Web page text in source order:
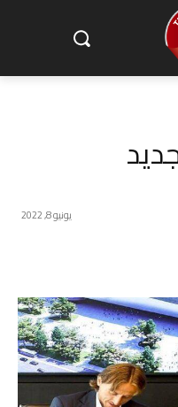
يونيو 8, 2022